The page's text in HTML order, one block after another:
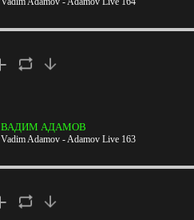
ВАДИМ АДАМОВ
Vadim Adamov - Adamov Live 163